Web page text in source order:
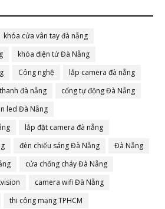
khóa cửa vân tay đà nẵng
khóa điện tử Đà Nẵng
Công nghệ
lắp camera đà nẵng
đà nẵng
cổng tự động Đà Nẵng
led Đà Nẵng
lắp đặt camera đà nẵng
đèn chiếu sáng Đà Nẵng
Đà Nẵng
cửa chống cháy Đà Nẵng
camera wifi Đà Nẵng
thi công mạng TPHCM